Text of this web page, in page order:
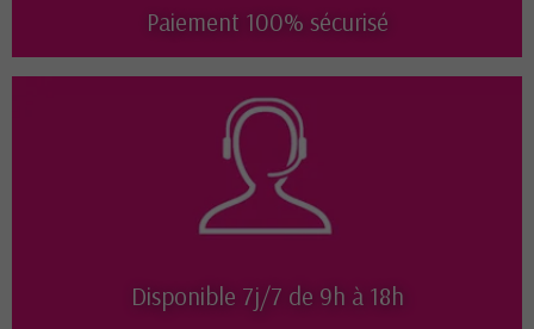
Paiement 100% sécurisé
Disponible 7j/7 de 9h à 18h